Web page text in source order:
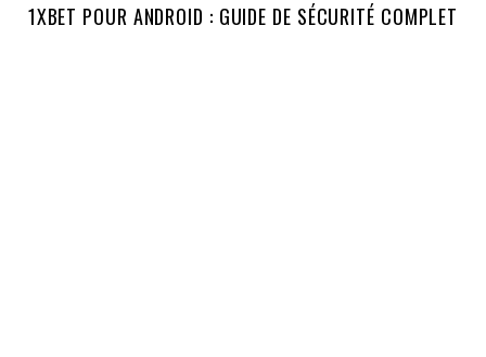
1XBET POUR ANDROID : GUIDE DE SÉCURITÉ COMPLET